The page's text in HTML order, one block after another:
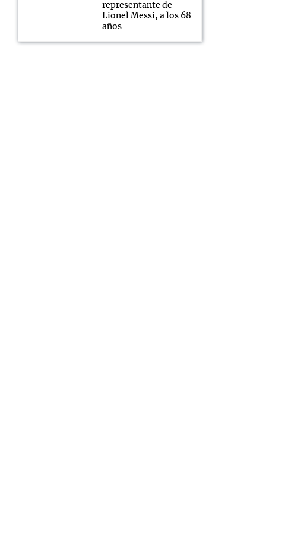
representante de
Lionel Messi, a los 68
años